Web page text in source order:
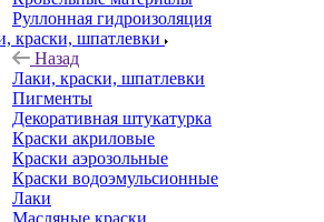
Руллонная гидроизоляция
краски, шпатлевки
Назад
Лаки, краски, шпатлевки
Пигменты
Декоративная штукатурка
Краски акриловые
Краски аэрозольные
Краски водоэмульсионные
Лаки
Масляные краски